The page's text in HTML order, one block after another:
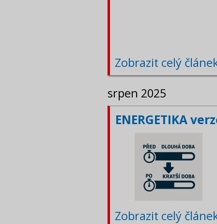
Zobrazit celý
srpen 2025
ENERGETIKA
Zobrazit celý